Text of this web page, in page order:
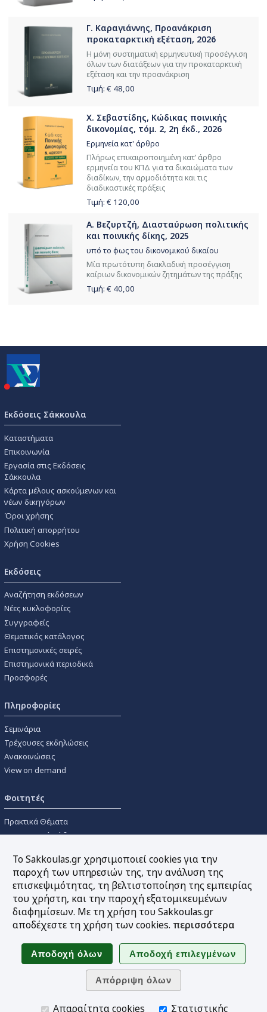
Γ. Καραγιάννης, Προανάκριση
προκαταρκτική εξέταση, 2026
Η μόνη συστηματική ερμηνευτική προσέγγιση
όλων των διατάξεων για την προκαταρκτική
εξέταση και την προανάκριση
Τιμή: € 48,00
Χ. Σεβαστίδης, Κώδικας ποινικής
δικονομίας, τόμ. 2, 2η έκδ., 2026
Ερμηνεία κατ' άρθρο
Πλήρως επικαιροποιημένη κατ’ άρθρο
ερμηνεία του ΚΠΔ για τα δικαιώματα των
διαδίκων, την αρμοδιότητα και τις
διαδικαστικές πράξεις
Τιμή: € 120,00
Α. Βεζυρτζή, Διασταύρωση πολιτικής
και ποινικής δίκης, 2025
υπό το φως του δικονομικού δικαίου
Μία πρωτότυπη διακλαδική προσέγγιση
καίριων δικονομικών ζητημάτων της πράξης
Τιμή: € 40,00
Εκδόσεις Σάκκουλα
Καταστήματα
Επικοινωνία
Εργασία στις Εκδόσεις
Σάκκουλα
Κάρτα μέλους ασκούμενων και
νέων δικηγόρων
Όροι χρήσης
Πολιτική απορρήτου
Χρήση Cookies
Εκδόσεις
Αναζήτηση εκδόσεων
Νέες κυκλοφορίες
Συγγραφείς
Θεματικός κατάλογος
Επιστημονικές σειρές
Επιστημονικά περιοδικά
Προσφορές
Πληροφορίες
Σεμινάρια
Τρέχουσες εκδηλώσεις
Ανακοινώσεις
View on demand
Φοιτητές
Πρακτικά Θέματα
Οικονομικοί Κώδικες
Συγγραμμάτων
Εργαλεία
Online υπολογισμός τόκων
Υπηρεσία Ηλεκτρονικής
Sitemap
Ακολουθήστε μας
Το Sakkoulas.gr χρησιμοποιεί cookies για την
παροχή των υπηρεσιών της, την ανάλυση της
επισκεψιμότητας, τη βελτιστοποίηση της εμπειρίας
του χρήστη, και την παροχή εξατομικευμένων
διαφημίσεων. Με τη χρήση του Sakkoulas.gr
αποδέχεστε τη χρήση των cookies. περισσότερα
Απαραίτητα cookies Στατιστικής